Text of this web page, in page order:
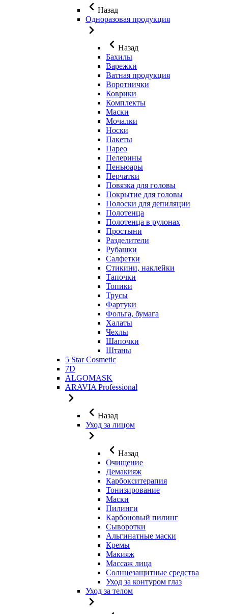
Назад
Одноразовая продукция
Назад
Бахилы
Варежки
Ватная продукция
Воротнички
Коврики
Комплекты
Маски
Мочалки
Носки
Пакеты
Парео
Пелерины
Пеньюары
Перчатки
Повязка для головы
Покрытие для головы
Полоски для депиляции
Полотенца
Полотенца в рулонах
Простыни
Разделители
Рубашки
Салфетки
Стикини, наклейки
Тапочки
Топики
Трусы
Фартуки
Фольга, бумага
Халаты
Чехлы
Шапочки
Штаны
5 Star Cosmetic
7D
ALGOMASK
ARAVIA Professional
Назад
Уход за лицом
Назад
Очищение
Демакияж
Карбокситерапия
Тонизирование
Маски
Пилинги
Карбоновый пилинг
Сыворотки
Альгинатные маски
Кремы
Макияж
Массаж лица
Солнцезащитные средства
Уход за контуром глаз
Уход за телом